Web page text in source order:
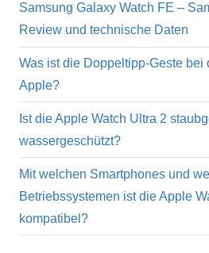
Samsung Galaxy Watch FE –
Review und technische Daten
Was ist die Doppeltipp-Geste bei
Apple?
Ist die Apple Watch Ultra 2
wassergeschützt?
Mit welchen Smartphones und
Betriebssystemen ist die Apple
kompatibel?